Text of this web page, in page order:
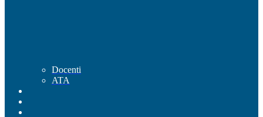
Docenti
ATA